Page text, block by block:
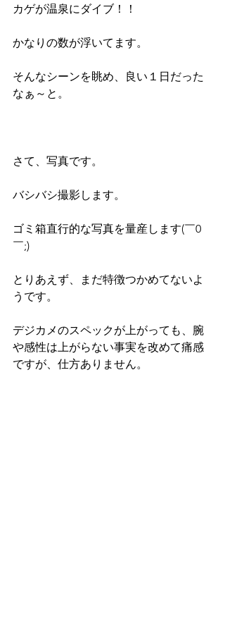
カゲが温泉にダイブ！！
かなりの数が浮いてます。
そんなシーンを眺め、良い１日だった
なぁ～と。
さて、写真です。
バシバシ撮影します。
ゴミ箱直行的な写真を量産します(￣0
￣;)
とりあえず、まだ特徴つかめてないよ
うです。
デジカメのスペックが上がっても、腕
や感性は上がらない事実を改めて痛感
ですが、仕方ありません。